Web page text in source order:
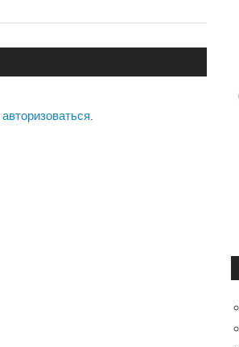
авторизоваться.